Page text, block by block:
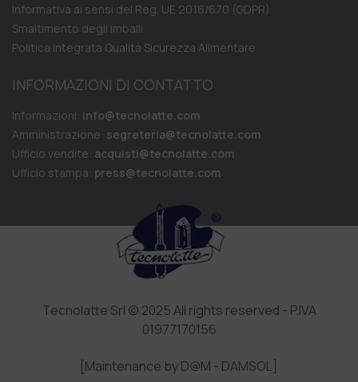
Informativa ai sensi del Reg. UE 2016/670 (GDPR)
Smaltimento degli imballi
Politica integrata Qualità Sicurezza Alimentare
INFORMAZIONI DI CONTATTO
Informazioni: info@tecnolatte.com
Amministrazione: segreteria@tecnolatte.com
Ufficio vendite: acquisti@tecnolatte.com
Ufficio stampa: press@tecnolatte.com
Tecnolatte Srl © 2025 All rights reserved - P.IVA
01977170156
[Maintenance by D@M - DAMSOL]